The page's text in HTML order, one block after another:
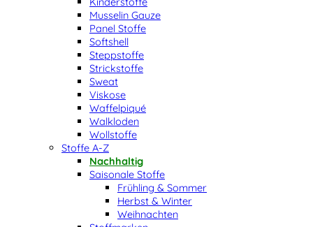
Musselin Gauze
Panel Stoffe
Softshell
Steppstoffe
Strickstoffe
Sweat
Viskose
Waffelpiqué
Walkloden
Wollstoffe
Stoffe A-Z
Nachhaltig
Saisonale Stoffe
Frühling & Sommer
Herbst & Winter
Weihnachten